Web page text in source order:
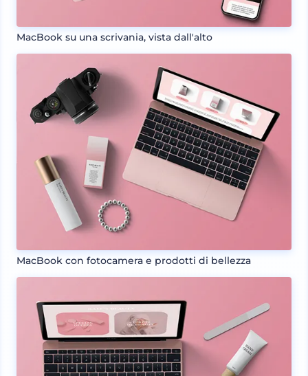
MacBook su una scrivania, vista dall'alto
MacBook con fotocamera e prodotti di bellezza